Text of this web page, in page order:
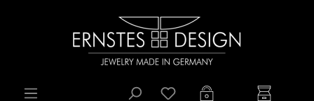
Zum Hauptinhalt springen
Du hast 0 Produkte auf